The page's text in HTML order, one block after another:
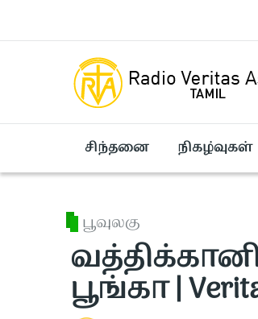
சிந்தனை நிகழ்வுகள்
பூவுலகு
பூங்கா |